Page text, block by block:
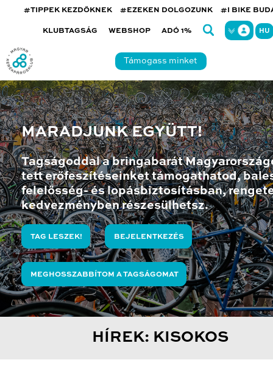
#TIPPEK KEZDŐKNEK #EZEKEN DOLGOZUNK #I BIKE
KLUBTAGSÁG WEBSHOP ADÓ 1% HU
Támogass minket
MARADJUNK EGYÜTT!
Tagságoddal a bringabarát
tett erőfeszítéseinket támogathatod,
felelősség- és lopásbiztosításban,
kedvezményben részesülhetsz.
TAG LESZEK! BEJELENTKEZÉS
MEGHOSSZABBÍTOM A TAGSÁGOMAT
HÍREK: KISOKOS